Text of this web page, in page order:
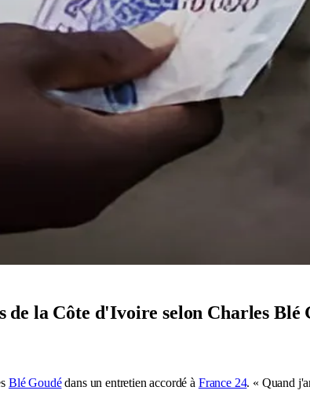
de la Côte d'Ivoire selon Charles
Blé Goudédans un entretien accordé à France 24. « Quand